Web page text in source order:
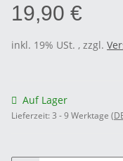
19,90 €
inkl. 19% USt. , zzgl.
Auf Lager
Lieferzeit: 3 - 9 Werktage